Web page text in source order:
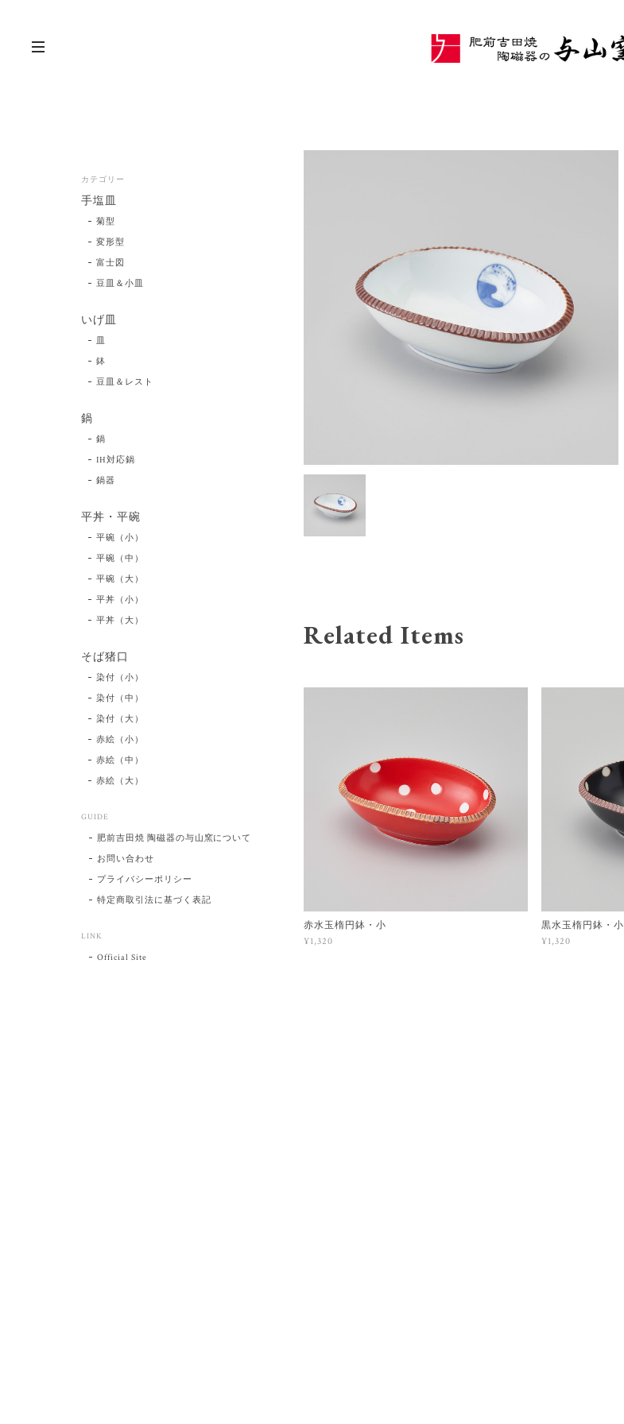
Related Items
赤水玉楕円鉢・小
¥1,320
黒水玉楕円鉢・小
¥1,320
カテゴリー
手塩皿
菊型
変形型
富士図
豆皿＆小皿
いげ皿
皿
鉢
豆皿＆レスト
鍋
鍋
IH対応鍋
鍋器
平丼・平碗
平碗（小）
平碗（中）
平碗（大）
平丼（小）
平丼（大）
そば猪口
染付（小）
染付（中）
染付（大）
赤絵（小）
赤絵（中）
赤絵（大）
GUIDE
肥前吉田焼 陶磁器の与山窯について
お問い合わせ
プライバシーポリシー
特定商取引法に基づく表記
LINK
Official Site